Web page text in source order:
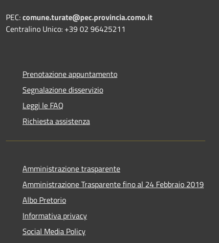
PEC:comune.turate@pec.provincia.como.it
Centralino Unico: +39 02 96425211
Prenotazione appuntamento
Segnalazione disservizio
Leggi le FAQ
Richiesta assistenza
Amministrazione trasparente
Amministrazione Trasparente fino al 24 Febbraio 2019
Albo Pretorio
Informativa privacy
Social Media Policy